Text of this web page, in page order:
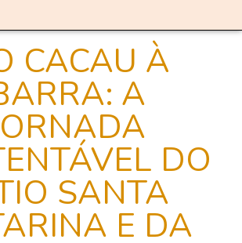
CACAU À
A
DO
SANTA
E DA